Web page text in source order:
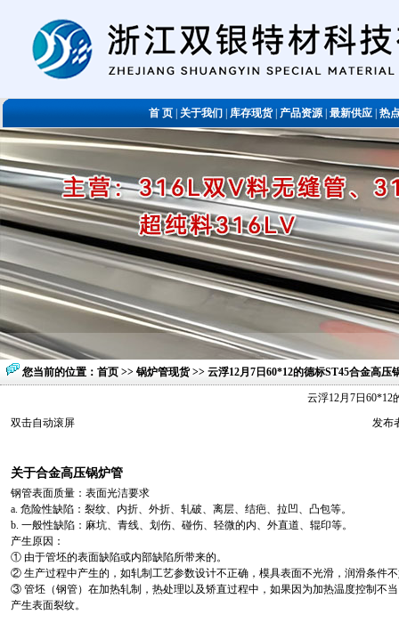
首 页关于我们库存现货|产品资源|最新供应|热
您当前的位置： 首页 >> 锅炉管现货>> 云浮12月7日60*12的德标ST45合金高压
云浮12月7日60*12
双击自动滚屏
发布
关于合金高压锅炉管
钢管表面质量：表面光洁要求
a. 危险性缺陷：裂纹、内折、外折、轧破、离层、结疤、拉凹、凸包等。
b. 一般性缺陷：麻坑、青线、划伤、碰伤、轻微的内、外直道、辊印等。
产生原因：
① 由于管坯的表面缺陷或内部缺陷所带来的。
② 生产过程中产生的，如轧制工艺参数设计不正确，模具表面不光滑，润滑条件
③ 管坯（钢管）在加热轧制，热处理以及矫直过程中，如果因为加热温度控制不
产生表面裂纹。